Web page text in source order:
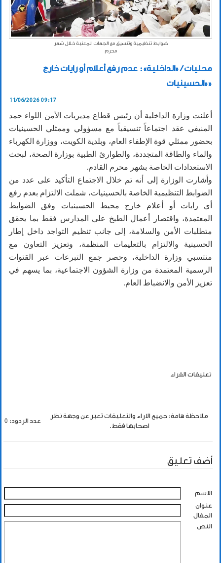
ضوابط تنظيمية وتنسيق مع الجهات المعنية خلال شهر
محرم
محليات / «الداخلية»: عدم رفع أعلام أو رايات خارج
«الحسينيات»
11/06/2026 09:17
أعلنت وزارة الداخلية أن رئيس قطاع مديريات الأمن اللواء حمد
المنيفي عقد اجتماعاً تنسيقياً مع مسؤولي وممثلي الحسينيات
بحضور ممثلي قوة الإطفاء العام، وبلدية الكويت، ووزارة الكهرباء
والماء والطاقة المتجددة، والطوارئ الطبية بوزارة الصحة، لبحث
الاستعدادات الخاصة بشهر محرم القادم.
وأشارت الوزارة إلى أنه تم خلال الاجتماع التأكيد على عدد من
الضوابط التنظيمية الخاصة بالحسينيات، شملت الالتزام بعدم رفع
أي رايات أو أعلام خارج محيط الحسينيات وفق الضوابط
المعتمدة، واقتصار أعمال الطبخ على المدارس فقط بما يحقق
متطلبات الأمن والسلامة، إلى جانب تنظيم التواجد داخل إطار
الحسينية والالتزام بالتعليمات المنظمة، وتعزيز التعاون مع
منتسبي وزارة الداخلية، وحصر جمع التبرعات عبر القنوات
الرسمية المعتمدة من وزارة الشؤون الاجتماعية، بما يسهم في
تعزيز الأمن والانضباط العام.
تعليقات القراء
ملاحظة هامة: جميع الاراء والتعليقات تعبر عن وجهة نظر
اصحابها فقط.
عدد الردود: 0
أضف تعليق
الاسم
عنوان
المقال
النص